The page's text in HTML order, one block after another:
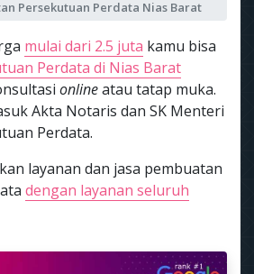
Persekutuan Perdata Nias Barat
mulai dari 2.5 juta kamu bisa
Perdata di Nias Barat
onlineatau tatap muka.
Akta Notaris dan SK Menteri
Perdata.
layanan dan jasa pembuatan
dengan layanan seluruh